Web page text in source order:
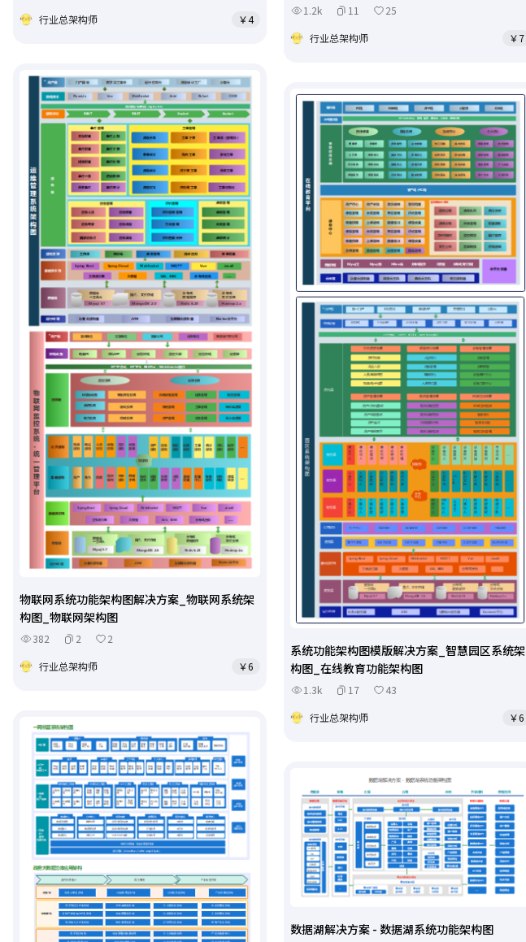
行业总架构师
￥4
1.2k 11
25
行业总架构师
￥7
物联网系统功能架构图解决方案_物联网系统架
构图_物联网架构图
382 2
2
行业总架构师
￥6
系统功能架构图模版解决方案_智慧园区系统架
构图_在线教育功能架构图
1.3k 17
43
行业总架构师
￥6
数据湖解决方案 - 数据湖系统功能架构图